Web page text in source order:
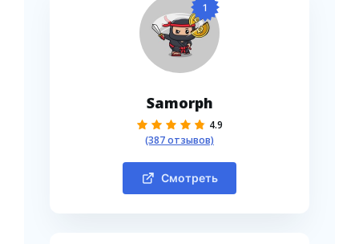
1
Samorph
4.9
(387 отзывов)
Смотреть